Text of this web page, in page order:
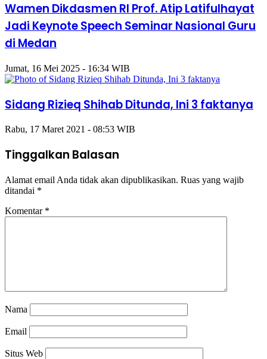
Wamen Dikdasmen RI Prof. Atip Latifulhayat
Jadi Keynote Speech Seminar Nasional Guru
di Medan
Jumat, 16 Mei 2025 - 16:34 WIB
Sidang Rizieq Shihab Ditunda, Ini 3 faktanya
Rabu, 17 Maret 2021 - 08:53 WIB
Tinggalkan Balasan
Alamat email Anda tidak akan dipublikasikan. Ruas yang wajib
ditandai *
Komentar *
Nama
Email
Situs Web